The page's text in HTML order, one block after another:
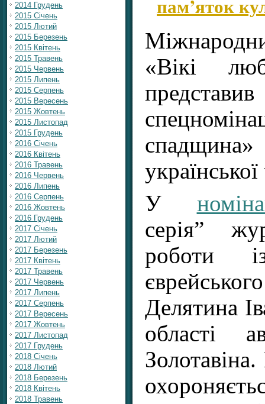
2014 Грудень
2015 Січень
2015 Лютий
2015 Березень
2015 Квітень
2015 Травень
2015 Червень
2015 Липень
2015 Серпень
2015 Вересень
2015 Жовтень
2015 Листопад
2015 Грудень
2016 Січень
2016 Квітень
2016 Травень
2016 Червень
2016 Липень
2016 Серпень
2016 Жовтень
2016 Грудень
2017 Січень
2017 Лютий
2017 Березень
2017 Квітень
2017 Травень
2017 Червень
2017 Липень
2017 Серпень
2017 Вересень
2017 Жовтень
2017 Листопад
2017 Грудень
2018 Січень
2018 Лютий
2018 Березень
2018 Квітень
2018 Травень
пам’яток
«Вікі
У
серія”
роботи
Делятина
області